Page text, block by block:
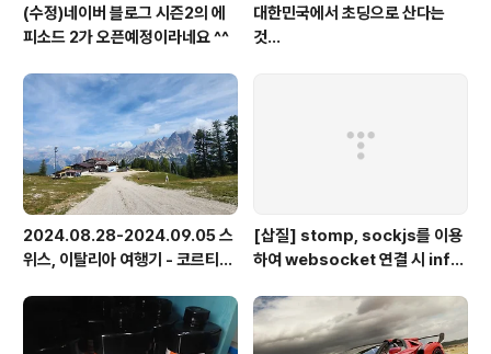
(수정)네이버 블로그 시즌2의 에
피소드 2가 오픈예정이라네요 ^^
대한민국에서 초딩으로 산다는
것...
2024.08.28-2024.09.05 스
위스, 이탈리아 여행기 - 코르티나
스
[삽질] stomp, sockjs를 이용
하여 websocket 연결 시 info